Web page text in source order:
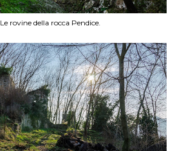
Le rovine della rocca Pendice.